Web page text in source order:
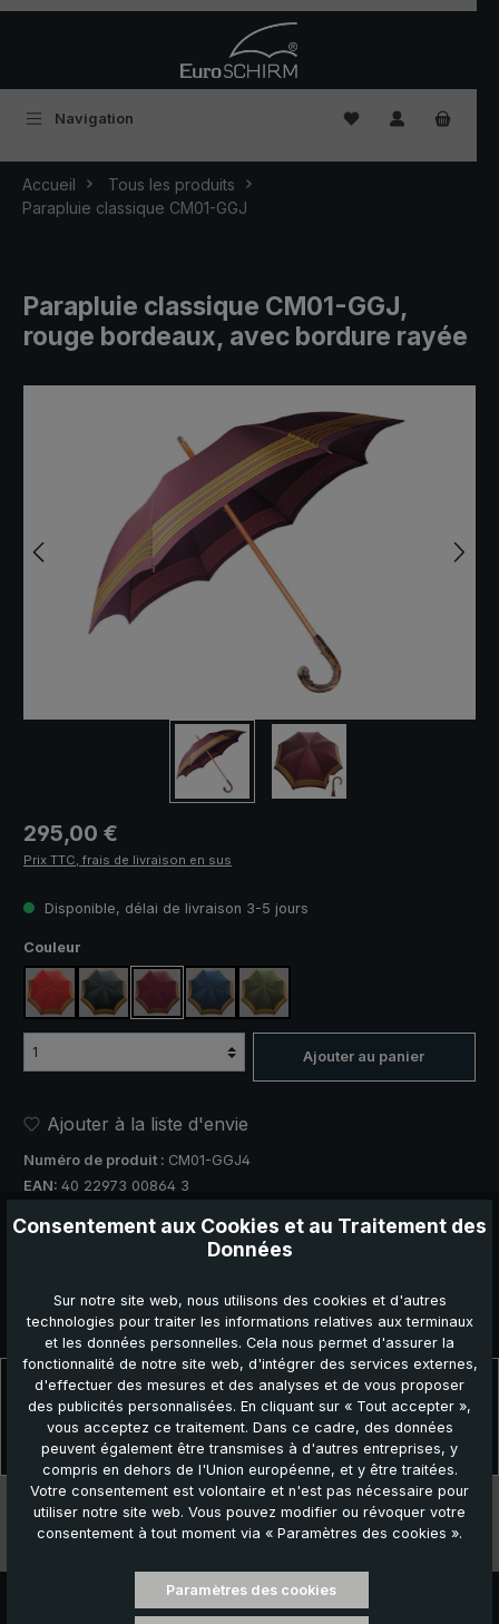
Navigation Vous avez 0
Accueil
Tous les produits
Parapluie classique CM01-GGJ
Parapluie classique CM01-GGJ,
rouge bordeaux, avec bordure rayée
Prix régulier :
295,00 €
Prix TTC, frais de livraison en sus
Disponible, délai de livraison 3-5 jours
Sélectionnez
Couleur
rouge, avec bordure rayée
noir, avec bordure rayée
rouge bordeaux, avec bordure rayée
bleu marine, avec bordure rayée
vert olive, avec bordure rayée
Ajouter au panier
Ajouter à la liste d'envie
Numéro de produit : CM01-GGJ4
EAN: 40 22973 00864 3
Recommander ce produit :
Description
Pour hommes avec une bande décorative. Mât en bois de hêtre,
poignée en genêt avec base à racines.Ce parapluie canne « CM01-
Plus
Données techniques
Consentement aux Cookies et au Traitement des
Données
Sur notre site web, nous utilisons des cookies et d'autres
technologies pour traiter les informations relatives aux terminaux
et les données personnelles. Cela nous permet d'assurer la
fonctionnalité de notre site web, d'intégrer des services externes,
d'effectuer des mesures et des analyses et de vous proposer
des publicités personnalisées. En cliquant sur « Tout accepter »,
vous acceptez ce traitement. Dans ce cadre, des données
peuvent également être transmises à d'autres entreprises, y
compris en dehors de l'Union européenne, et y être traitées.
Votre consentement est volontaire et n'est pas nécessaire pour
utiliser notre site web. Vous pouvez modifier ou révoquer votre
consentement à tout moment via « Paramètres des cookies ».
Paramètres des cookies